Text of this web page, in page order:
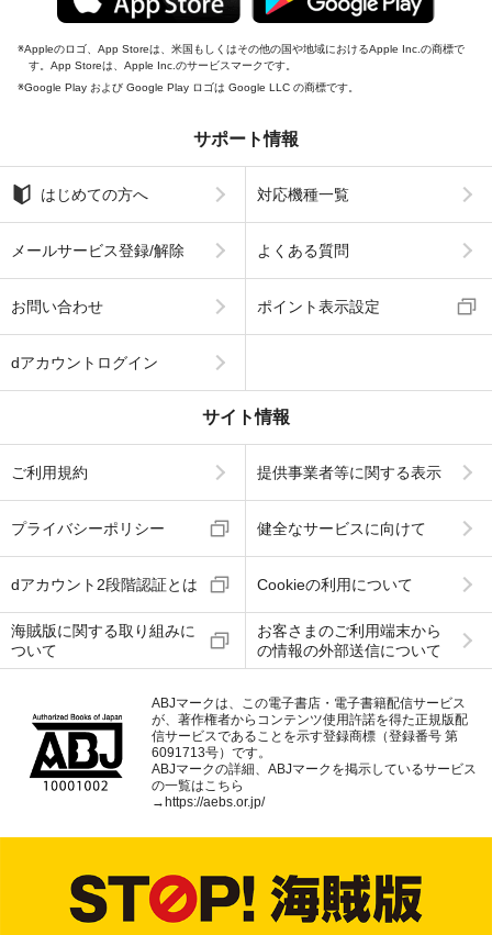
Appleのロゴ、App Storeは、米国もしくはその他の国や地域におけるApple Inc.の商標で
す。App Storeは、Apple Inc.のサービスマークです。
Google Play および Google Play ロゴは Google LLC の商標です。
サポート情報
はじめての方へ 対応機種一覧
メールサービス登録/解除 よくある質問
お問い合わせ ポイント表示設定
dアカウントログイン
サイト情報
ご利用規約 提供事業者等に関する表示
プライバシーポリシー 健全なサービスに向けて
dアカウント2段階認証とは Cookieの利用について
海賊版に関する取り組みに
ついて
お客さまのご利用端末から
の情報の外部送信について
ABJマークは、この電子書店・電子書籍配信サービス
が、著作権者からコンテンツ使用許諾を得た正規版配
信サービスであることを示す登録商標（登録番号 第
6091713号）です。
ABJマークの詳細、ABJマークを掲示しているサービス
の一覧はこちら
→https://aebs.or.jp/